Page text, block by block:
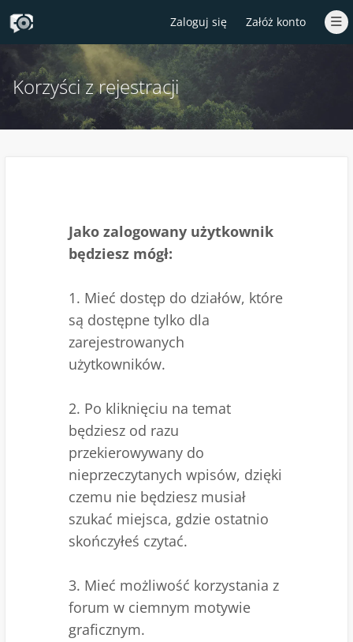
Zaloguj się Załóż konto
Korzyści z rejestracji
Jako zalogowany użytkownik
będziesz mógł:
1. Mieć dostęp do działów, które
są dostępne tylko dla
zarejestrowanych
użytkowników.
2. Po kliknięciu na temat
będziesz od razu
przekierowywany do
nieprzeczytanych wpisów, dzięki
czemu nie będziesz musiał
szukać miejsca, gdzie ostatnio
skończyłeś czytać.
3. Mieć możliwość korzystania z
forum w ciemnym motywie
graficznym.